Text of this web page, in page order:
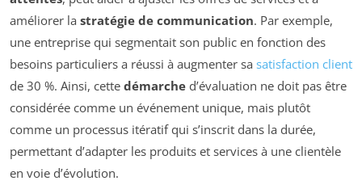
améliorer la stratégie de communication. Par exemple,
une entreprise qui segmentait son public en fonction des
besoins particuliers a réussi à augmenter sa satisfaction client
de 30 %. Ainsi, cette démarche d’évaluation ne doit pas être
considérée comme un événement unique, mais plutôt
comme un processus itératif qui s’inscrit dans la durée,
permettant d’adapter les produits et services à une clientèle
en voie d’évolution.